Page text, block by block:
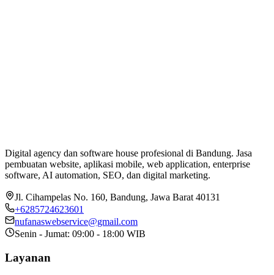
Digital agency dan software house profesional di Bandung. Jasa
pembuatan website, aplikasi mobile, web application, enterprise
software, AI automation, SEO, dan digital marketing.
Jl. Cihampelas No. 160, Bandung, Jawa Barat 40131
+6285724623601
nufanaswebservice@gmail.com
Senin - Jumat: 09:00 - 18:00 WIB
Layanan